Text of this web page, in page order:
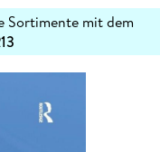
Sortimente mit dem